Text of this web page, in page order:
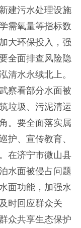
建污水处理设施
需氧量等指标数
大环保投入，强
全面排查风险隐
清水永续北上。
察看部分水面被
垃圾、污泥清运
。要全面落实属
护、宣传教育、
在济宁市微山县
水面被侵占问题
面功能，加强水
时回应群众关
众共享生态保护